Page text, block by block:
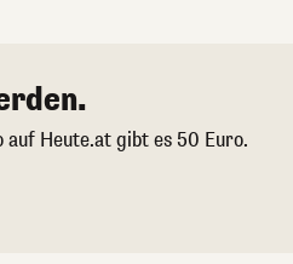
auf Heute.at gibt es 50 Euro.